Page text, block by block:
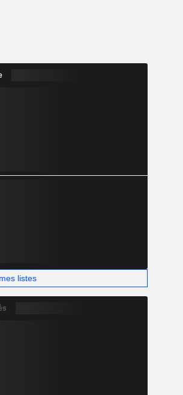
listes